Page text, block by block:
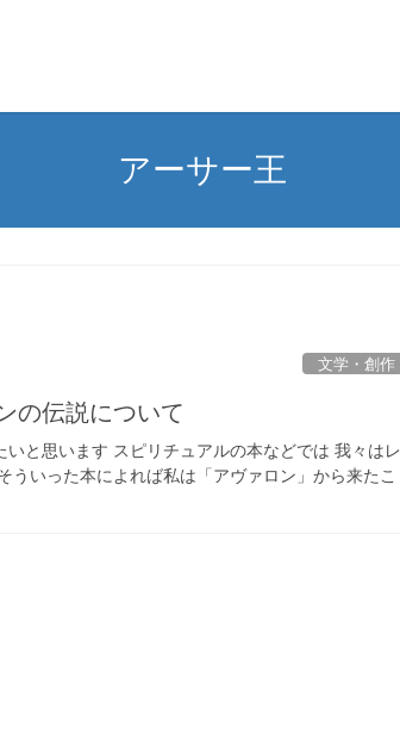
アーサー王
文学・創作
伝説について
と思います スピリチュアルの本などでは 我々はレ
いった本によれば私は「アヴァロン」から来たこ